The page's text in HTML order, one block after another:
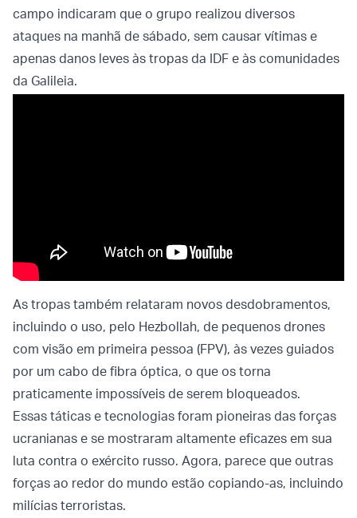
campo indicaram que o grupo realizou diversos
ataques na manhã de sábado, sem causar vítimas e
apenas danos leves às tropas da IDF e às comunidades
da Galileia.
As tropas também relataram novos desdobramentos,
incluindo o uso, pelo Hezbollah, de pequenos drones
com visão em primeira pessoa (FPV), às vezes guiados
por um cabo de fibra óptica, o que os torna
praticamente impossíveis de serem bloqueados.
Essas táticas e tecnologias foram pioneiras das forças
ucranianas e se mostraram altamente eficazes em sua
luta contra o exército russo. Agora, parece que outras
forças ao redor do mundo estão copiando-as, incluindo
milícias terroristas.